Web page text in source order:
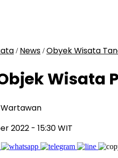
/ News /Obyek Wisata
Wisata
2022 - 15:30 WIT